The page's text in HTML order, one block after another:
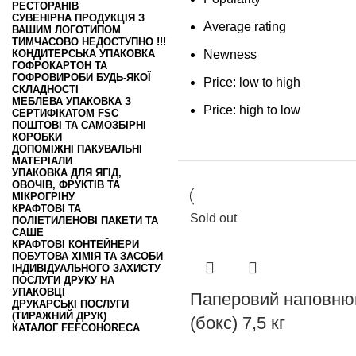
РЕСТОРАНІВ
СУВЕНІРНА ПРОДУКЦІЯ З
ВАШИМ ЛОГОТИПОМ
ТИМЧАСОВО НЕДОСТУПНО !!!
КОНДИТЕРСЬКА УПАКОВКА
ГОФРОКАРТОН ТА
ГОФРОВИРОБИ БУДЬ-ЯКОЇ
СКЛАДНОСТІ
МЕБЛЕВА УПАКОВКА З
СЕРТИФІКАТОМ FSC
ПОШТОВІ ТА САМОЗБІРНІ
КОРОБКИ
ДОПОМІЖНІ ПАКУВАЛЬНІ
МАТЕРІАЛИ
УПАКОВКА ДЛЯ ЯГІД,
ОВОЧІВ, ФРУКТІВ ТА
МІКРОГРІНУ
КРАФТОВІ ТА
ПОЛІЕТИЛЕНОВІ ПАКЕТИ ТА
САШЕ
КРАФТОВІ КОНТЕЙНЕРИ
ПОБУТОВА ХІМІЯ ТА ЗАСОБИ
ІНДИВІДУАЛЬНОГО ЗАХИСТУ
ПОСЛУГИ ДРУКУ НА
УПАКОВЦІ
ДРУКАРСЬКІ ПОСЛУГИ
(ТИРАЖНИЙ ДРУК)
КАТАЛОГ FEFCOHORECA
Average rating
Newness
Price: low to high
Price: high to low
Sold out
Паперовий
(бокс) 7,5 кг